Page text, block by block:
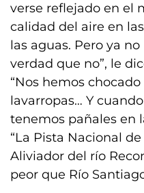
verse reflejado en el
calidad del aire en
las aguas. Pero ya
verdad que no”, le
“Nos hemos
lavarropas… Y
tenemos pañales en
“La Pista Nacional
Aliviador del río
peor que Río